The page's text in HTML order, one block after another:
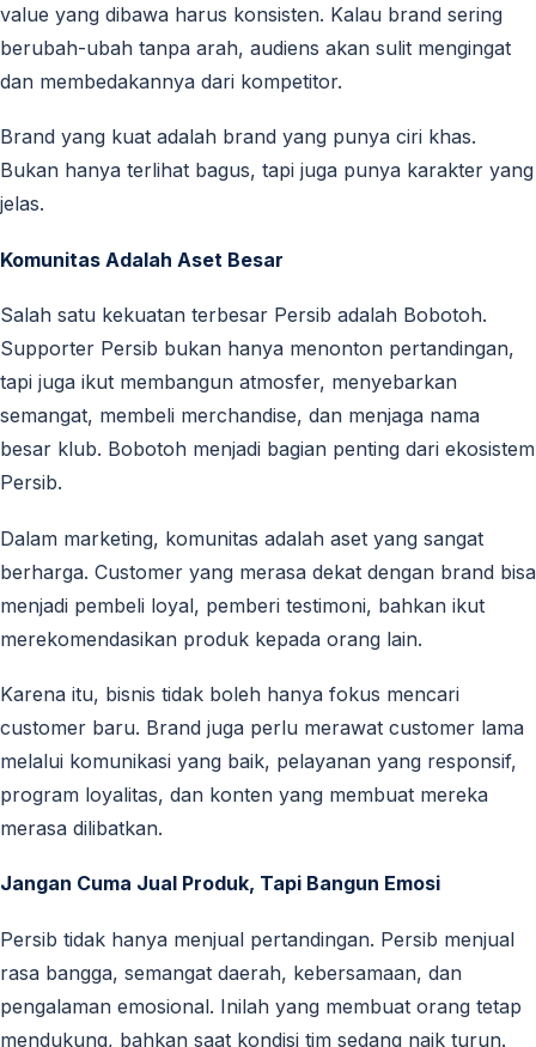
value yang dibawa harus konsisten. Kalau brand sering
berubah-ubah tanpa arah, audiens akan sulit mengingat
dan membedakannya dari kompetitor.
Brand yang kuat adalah brand yang punya ciri khas.
Bukan hanya terlihat bagus, tapi juga punya karakter yang
jelas.
Komunitas Adalah Aset Besar
Salah satu kekuatan terbesar Persib adalah Bobotoh.
Supporter Persib bukan hanya menonton pertandingan,
tapi juga ikut membangun atmosfer, menyebarkan
semangat, membeli merchandise, dan menjaga nama
besar klub. Bobotoh menjadi bagian penting dari ekosistem
Persib.
Dalam marketing, komunitas adalah aset yang sangat
berharga. Customer yang merasa dekat dengan brand bisa
menjadi pembeli loyal, pemberi testimoni, bahkan ikut
merekomendasikan produk kepada orang lain.
Karena itu, bisnis tidak boleh hanya fokus mencari
customer baru. Brand juga perlu merawat customer lama
melalui komunikasi yang baik, pelayanan yang responsif,
program loyalitas, dan konten yang membuat mereka
merasa dilibatkan.
Jangan Cuma Jual Produk, Tapi Bangun Emosi
Persib tidak hanya menjual pertandingan. Persib menjual
rasa bangga, semangat daerah, kebersamaan, dan
pengalaman emosional. Inilah yang membuat orang tetap
mendukung, bahkan saat kondisi tim sedang naik turun.